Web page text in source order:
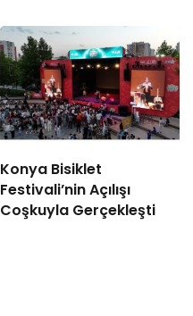
Konya Bisiklet
Festivali’nin Açılışı
Coşkuyla Gerçekleşti